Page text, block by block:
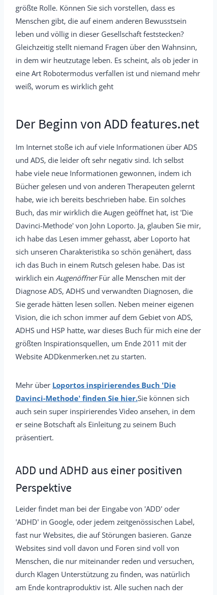
größte Rolle. Können Sie sich vorstellen, dass es
Menschen gibt, die auf einem anderen Bewusstsein
leben und völlig in dieser Gesellschaft feststecken?
Gleichzeitig stellt niemand Fragen über den Wahnsinn,
in dem wir heutzutage leben. Es scheint, als ob jeder in
eine Art Robotermodus verfallen ist und niemand mehr
weiß, worum es wirklich geht
Der Beginn von ADD features.net
Im Internet stoße ich auf viele Informationen über ADS
und ADS, die leider oft sehr negativ sind. Ich selbst
habe viele neue Informationen gewonnen, indem ich
Bücher gelesen und von anderen Therapeuten gelernt
habe, wie ich bereits beschrieben habe. Ein solches
Buch, das mir wirklich die Augen geöffnet hat, ist 'Die
Davinci-Methode' von John Loporto. Ja, glauben Sie mir,
ich habe das Lesen immer gehasst, aber Loporto hat
sich unseren Charakteristika so schön genähert, dass
ich das Buch in einem Rutsch gelesen habe. Das ist
wirklich ein AugenöffnerFür alle Menschen mit der
Diagnose ADS, ADHS und verwandten Diagnosen, die
Sie gerade hätten lesen sollen. Neben meiner eigenen
Vision, die ich schon immer auf dem Gebiet von ADS,
ADHS und HSP hatte, war dieses Buch für mich eine der
größten Inspirationsquellen, um Ende 2011 mit der
Website ADDkenmerken.net zu starten.
Mehr über Loportos inspirierendes Buch 'Die
Davinci-Methode' finden Sie hier.Sie können sich
auch sein super inspirierendes Video ansehen, in dem
er seine Botschaft als Einleitung zu seinem Buch
präsentiert.
ADD und ADHD aus einer positiven
Perspektive
Leider findet man bei der Eingabe von 'ADD' oder
'ADHD' in Google, oder jedem zeitgenössischen Label,
fast nur Websites, die auf Störungen basieren. Ganze
Websites sind voll davon und Foren sind voll von
Menschen, die nur miteinander reden und versuchen,
durch Klagen Unterstützung zu finden, was natürlich
am Ende kontraproduktiv ist. Alle suchen nach der